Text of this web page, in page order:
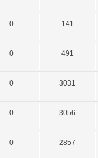
0 141
0 491
0 3031
0 3056
0 2857